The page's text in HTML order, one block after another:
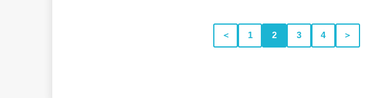
＜ 1 2 3 4 ＞